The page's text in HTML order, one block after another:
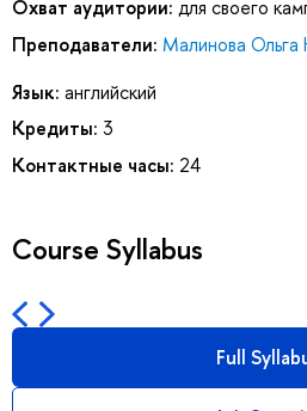
Охват аудитории: для своего
Преподаватели: Малинова
Язык: английский
Кредиты: 3
Контактные часы: 24
Course Syllabus
Full